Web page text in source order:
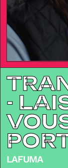
-
LAFUMA